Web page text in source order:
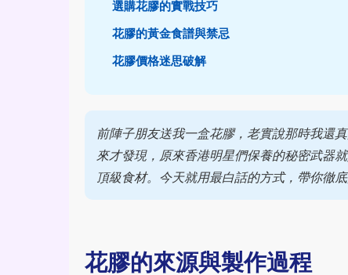
選購花膠的實戰技巧
花膠的黃金食譜與禁忌
花膠價格迷思破解
前陣子朋友送我一盒花膠，老實說那時我還
來才發現，原來香港明星們保養的秘密武器
頂級食材。今天就用最白話的方式，帶你徹底
花膠的來源與製作過程